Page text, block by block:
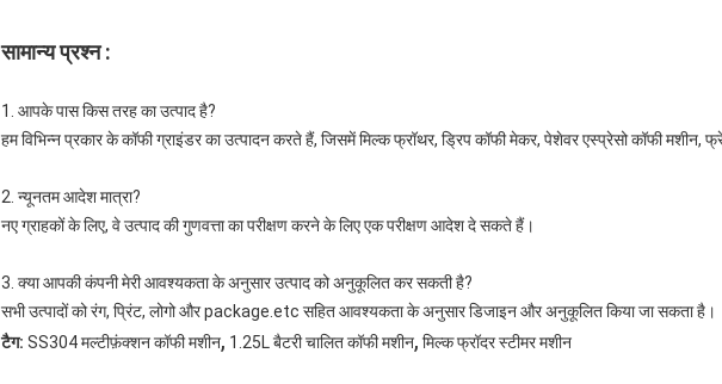
सामान्य प्रश्न :
1. आपके पास किस तरह का उत्पाद है?
हम विभिन्न प्रकार के कॉफी ग्राइंडर का उत्पादन करते हैं, जिसमें मिल्क फ्रॉथर, ड्रिप कॉफी मेकर, पेशेवर एस्प्रेसो कॉफी मशीन,
2. न्यूनतम आदेश मात्रा?
नए ग्राहकों के लिए, वे उत्पाद की गुणवत्ता का परीक्षण करने के लिए एक परीक्षण आदेश दे सकते हैं।
3. क्या आपकी कंपनी मेरी आवश्यकता के अनुसार उत्पाद को अनुकूलित कर सकती है?
सभी उत्पादों को रंग, प्रिंट, लोगो और package.etc सहित आवश्यकता के अनुसार डिजाइन और अनुकूलित किया जा सकता है।
टैग: SS304 मल्टीफ़ंक्शन कॉफी मशीन, 1.25L बैटरी चालित कॉफी मशीन, मिल्क फ्रॉदर स्टीमर मशीन